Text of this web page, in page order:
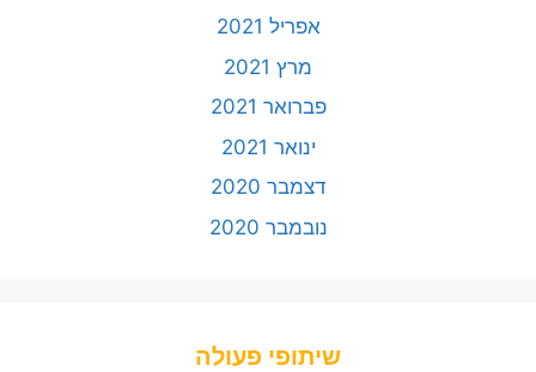
אפריל 2021
מרץ 2021
פברואר 2021
ינואר 2021
דצמבר 2020
נובמבר 2020
שיתופי פעולה